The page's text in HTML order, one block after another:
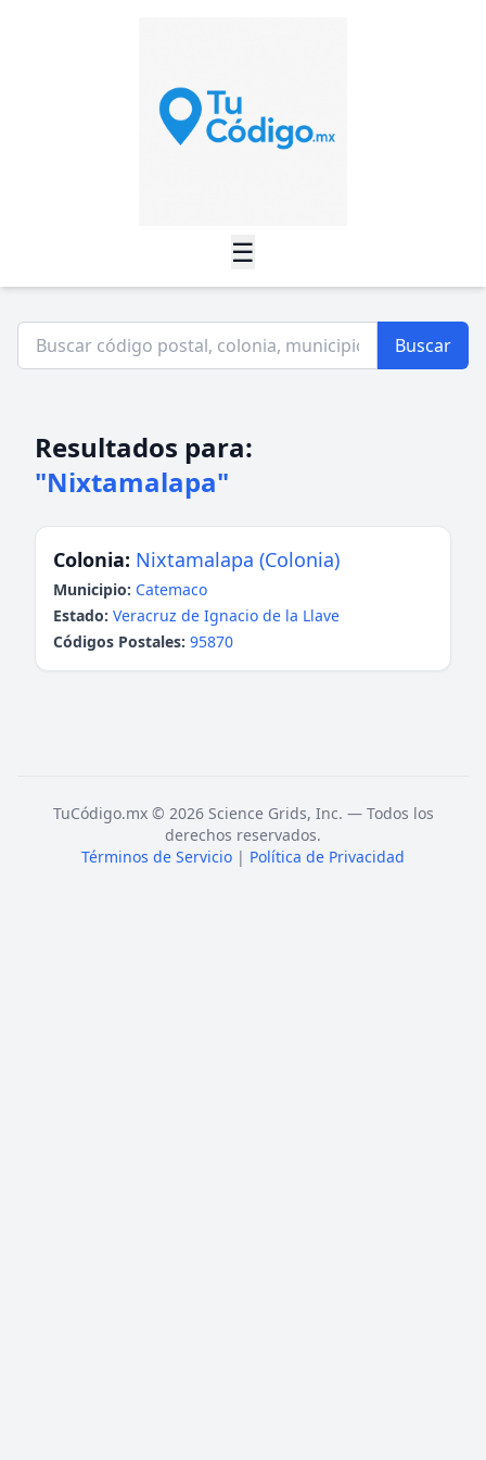
☰
Buscar
Resultados para:
"Nixtamalapa"
Colonia: Nixtamalapa (Colonia)
Municipio: Catemaco
Estado: Veracruz de Ignacio de la Llave
Códigos Postales: 95870
TuCódigo.mx © 2026 Science Grids, Inc. — Todos los
derechos reservados.
Términos de Servicio | Política de Privacidad